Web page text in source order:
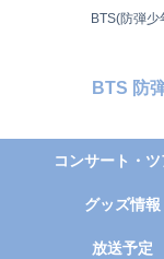
BTS(防弾
BTS 防
コンサート・
グッズ情報
放送予定